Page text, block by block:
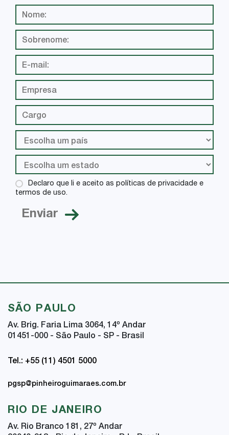
Declaro que li e aceito as políticas de privacidade e
termos de uso.
SÃO PAULO
Av. Brig. Faria Lima 3064, 14º Andar
01451-000 - São Paulo - SP - Brasil
Tel.: +55 (11) 4501 5000
pgsp@pinheiroguimaraes.com.br
RIO DE JANEIRO
Av. Rio Branco 181, 27º Andar